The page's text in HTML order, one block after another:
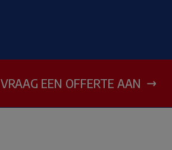
VRAAG EEN OFFERTE AAN